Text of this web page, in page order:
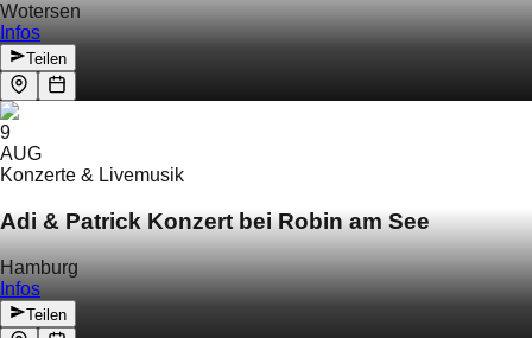
Wotersen
Infos
Teilen
9
AUG
Konzerte & Livemusik
Adi & Patrick Konzert bei Robin am See
Hamburg
Infos
Teilen